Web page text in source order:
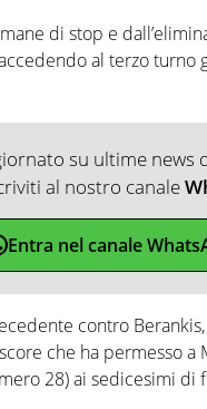
di stop e
al terzo turno
su ultime news
al nostro canale
Entra nel canale
contro
che ha permesso a
28) ai sedicesimi di